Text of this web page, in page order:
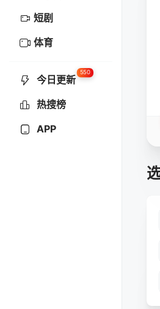
短剧
体育
今日更新
550
热搜榜
APP